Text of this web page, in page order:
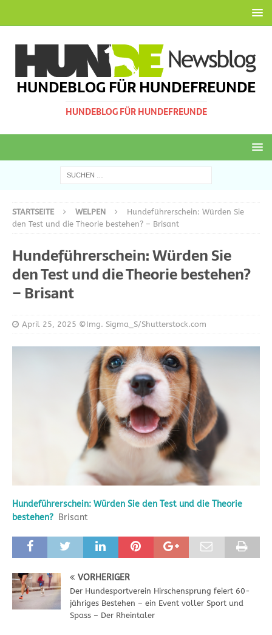
HUNDEBLOG FÜR HUNDEFREUNDE
HUNDEBLOG FÜR HUNDEFREUNDE
STARTSEITE WELPEN
Hundeführerschein: Würden Sie
den Test und die Theorie bestehen? – Brisant
Hundeführerschein: Würden Sie
den Test und die Theorie bestehen?
– Brisant
April 25, 2025 ©Img. Sigma_S/Shutterstock.com
Hundeführerschein: Würden Sie den Test und die Theorie
bestehen? Brisant
VORHERIGER
Der Hundesportverein Hirschensprung feiert 60-
jähriges Bestehen – ein Event voller Sport und
Spass – Der Rheintaler